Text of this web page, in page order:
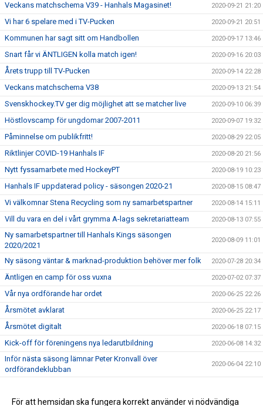
Veckans matchschema V39 - Hanhals Magasinet! 2020-09-21 21:20
Vi har 6 spelare med i TV-Pucken 2020-09-21 20:51
Kommunen har sagt sitt om Handbollen 2020-09-17 13:46
Snart får vi ÄNTLIGEN kolla match igen! 2020-09-16 20:03
Årets trupp till TV-Pucken 2020-09-14 22:28
Veckans matchschema V38 2020-09-13 21:54
Svenskhockey.TV ger dig möjlighet att se matcher live 2020-09-10 06:39
Höstlovscamp för ungdomar 2007-2011 2020-09-07 19:32
Påminnelse om publikfritt! 2020-08-29 22:05
Riktlinjer COVID-19 Hanhals IF 2020-08-20 21:56
Nytt fyssamarbete med HockeyPT 2020-08-19 10:23
Hanhals IF uppdaterad policy - säsongen 2020-21 2020-08-15 08:47
Vi välkomnar Stena Recycling som ny samarbetspartner 2020-08-14 15:11
Vill du vara en del i vårt grymma A-lags sekretariatteam 2020-08-13 07:55
Ny samarbetspartner till Hanhals Kings säsongen
2020/2021
2020-08-09 11:01
Ny säsong väntar & marknad-produktion behöver mer folk 2020-07-28 20:34
Äntligen en camp för oss vuxna 2020-07-02 07:37
Vår nya ordförande har ordet 2020-06-25 22:26
Årsmötet avklarat 2020-06-25 22:17
Årsmötet digitalt 2020-06-18 07:15
Kick-off för föreningens nya ledarutbildning 2020-06-08 14:32
Inför nästa säsong lämnar Peter Kronvall över
ordförandeklubban
2020-06-04 22:10
Hanhals Kings sluter avtal med Warrior Hockey 2020-06-01 18:19
För att hemsidan ska fungera korrekt använder vi nödvändiga